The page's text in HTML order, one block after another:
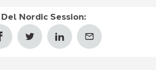
Del Nordic Session: